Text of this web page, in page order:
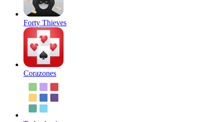
Forty Thieves
Corazones